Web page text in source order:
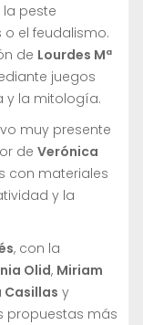
peste
o el feudalismo.
de Lourdes Mª
juegos
y la mitología.
muy presente
de Verónica
con materiales
y la
, con la
Olid, Miriam
Casillas y
propuestas más